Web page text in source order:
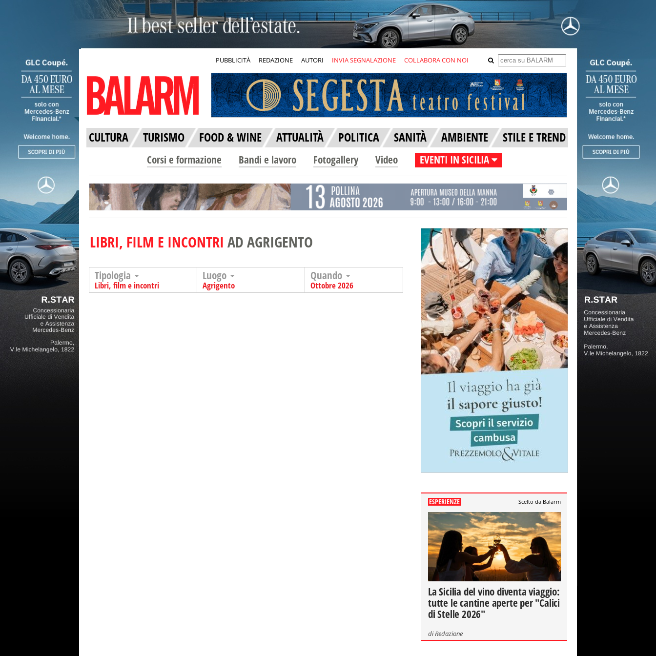
PUBBLICITÀ REDAZIONE AUTORI INVIA SEGNALAZIONE COLLABORA CON NOI
CULTURA TURISMO FOOD & WINE ATTUALITÀ POLITICA SANITÀ AMBIENTE STILE E TREND
Corsi e formazione Bandi e lavoro Fotogallery Video EVENTI IN SICILIA
LIBRI, FILM E INCONTRI AD AGRIGENTO
Tipologia
Libri, film e incontri
Luogo
Agrigento
Quando
Ottobre 2026
ESPERIENZE Scelto da Balarm
La Sicilia del vino diventa viaggio:
tutte le cantine aperte per "Calici
di Stelle 2026"
diRedazione